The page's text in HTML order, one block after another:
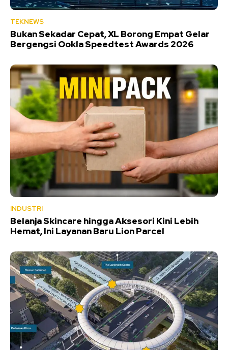
TEKNEWS
Bukan Sekadar Cepat, XL Borong Empat Gelar
Bergengsi Ookla Speedtest Awards 2026
INDUSTRI
Belanja Skincare hingga Aksesori Kini Lebih
Hemat, Ini Layanan Baru Lion Parcel